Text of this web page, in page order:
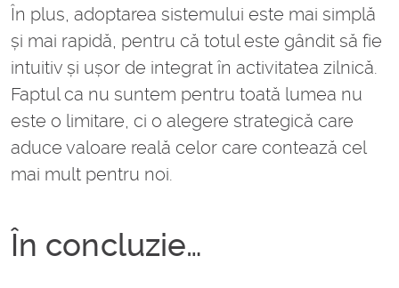
În plus, adoptarea sistemului este mai simplă
și mai rapidă, pentru că totul este gândit să fie
intuitiv și ușor de integrat în activitatea zilnică.
Faptul ca nu suntem pentru toată lumea nu
este o limitare, ci o alegere strategică care
aduce valoare reală celor care contează cel
mai mult pentru noi.
În concluzie…